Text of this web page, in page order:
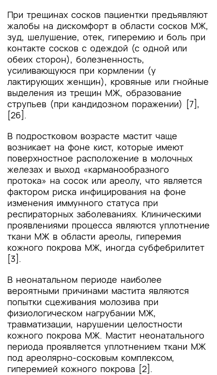
При трещинах сосков пациентки предъявляют
жалобы на дискомфорт в области сосков МЖ,
зуд, шелушение, отек, гиперемию и боль при
контакте сосков с одеждой (с одной или
обеих сторон), болезненность,
усиливающуюся при кормлении (у
лактирующих женщин), кровяные или гнойные
выделения из трещин МЖ, образование
струпьев (при кандидозном поражении) [7],
[26].
В подростковом возрасте мастит чаще
возникает на фоне кист, которые имеют
поверхностное расположение в молочных
железах и выход «карманообразного
протока» на сосок или ареолу, что является
фактором риска инфицирования на фоне
изменения иммунного статуса при
респираторных заболеваниях. Клиническими
проявлениями процесса являются уплотнение
ткани МЖ в области ареолы, гиперемия
кожного покрова МЖ, иногда субфебрилитет
[3].
В неонатальном периоде наиболее
вероятными причинами мастита являются
попытки сцеживания молозива при
физиологическом нагрубании МЖ,
травматизации, нарушении целостности
кожного покрова МЖ. Мастит неонатального
периода проявляется уплотнением ткани МЖ
под ареолярно-сосковым комплексом,
гиперемией кожного покрова [2].